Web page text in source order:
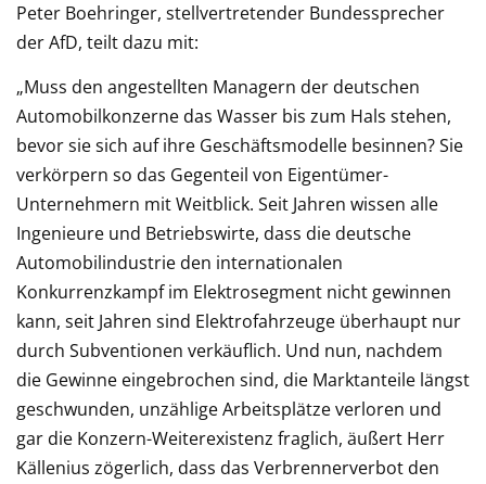
Peter Boehringer, stellvertretender Bundessprecher
der AfD, teilt dazu mit:
„Muss den angestellten Managern der deutschen
Automobilkonzerne das Wasser bis zum Hals stehen,
bevor sie sich auf ihre Geschäftsmodelle besinnen? Sie
verkörpern so das Gegenteil von Eigentümer-
Unternehmern mit Weitblick. Seit Jahren wissen alle
Ingenieure und Betriebswirte, dass die deutsche
Automobilindustrie den internationalen
Konkurrenzkampf im Elektrosegment nicht gewinnen
kann, seit Jahren sind Elektrofahrzeuge überhaupt nur
durch Subventionen verkäuflich. Und nun, nachdem
die Gewinne eingebrochen sind, die Marktanteile längst
geschwunden, unzählige Arbeitsplätze verloren und
gar die Konzern-Weiterexistenz fraglich, äußert Herr
Källenius zögerlich, dass das Verbrennerverbot den